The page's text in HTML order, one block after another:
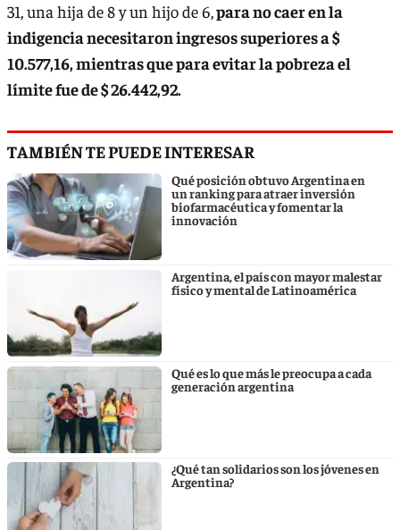
31, una hija de 8 y un hijo de 6,para no caer en la
indigencia necesitaron ingresos superiores a $
10.577,16, mientras que para evitar la pobreza el
límite fue de $ 26.442,92.
TAMBIÉN TE PUEDE INTERESAR
Qué posición obtuvo Argentina en
un ranking para atraer inversión
biofarmacéutica y fomentar la
innovación
Argentina, el país con mayor malestar
físico y mental de Latinoamérica
Qué es lo que más le preocupa a cada
generación argentina
¿Qué tan solidarios son los jóvenes en
Argentina?